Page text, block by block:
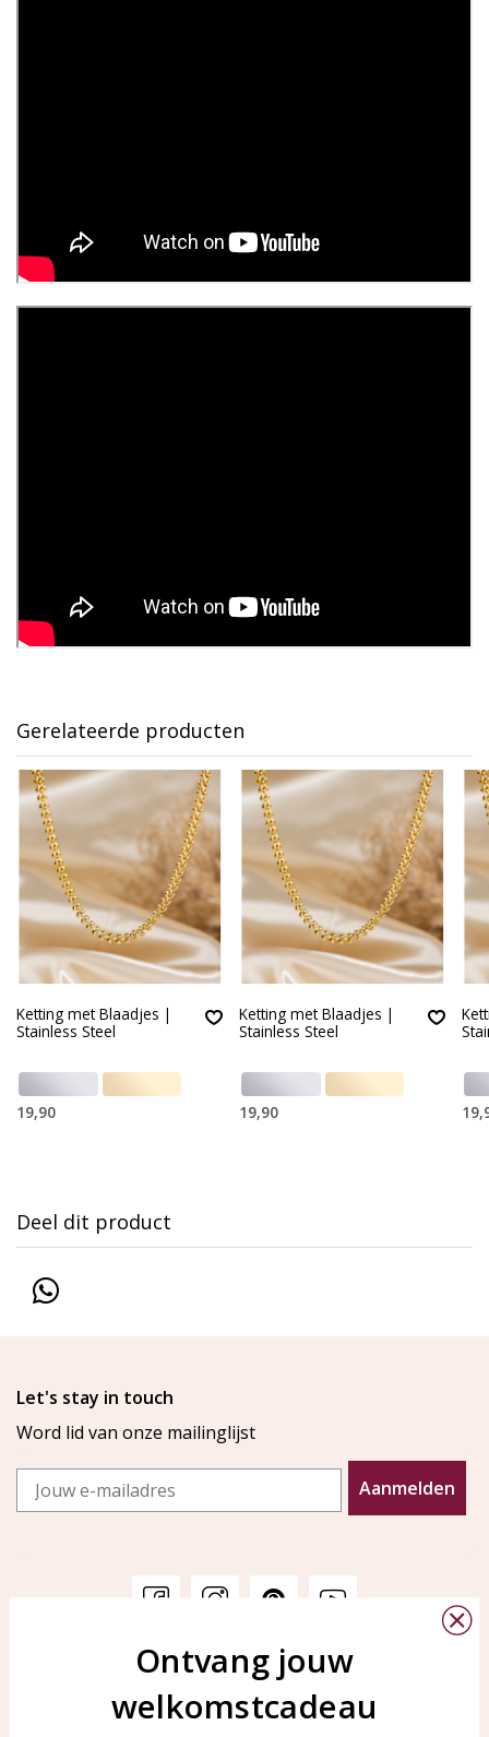
Gerelateerde producten
Ketting met Blaadjes |
Stainless Steel
19,90
Ketting met Blaadjes |
Stainless Steel
19,90
Deel dit product
Let's stay in touch
Word lid van onze mailinglijst
Email
Aanmelden
Veelgestelde vragen
KAYA Sieraden
Bellen of WhatsApp Ma-Vr
tussen 09:00-17:00
Ontvang jouw
welkomstcadeau